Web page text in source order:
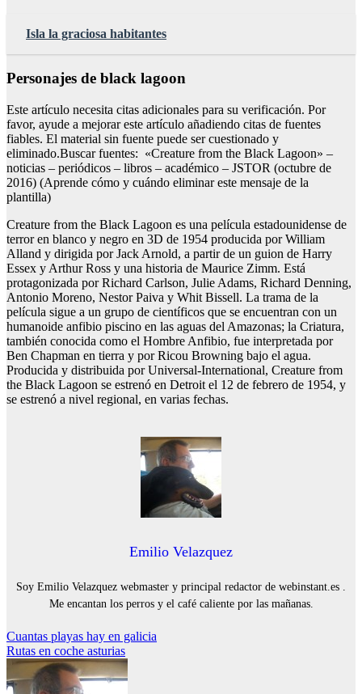
Isla la graciosa habitantes
Personajes de black lagoon
Este artículo necesita citas adicionales para su verificación. Por
favor, ayude a mejorar este artículo añadiendo citas de fuentes
fiables. El material sin fuente puede ser cuestionado y
eliminado.Buscar fuentes: «Creature from the Black Lagoon» –
noticias – periódicos – libros – académico – JSTOR (octubre de
2016) (Aprende cómo y cuándo eliminar este mensaje de la
plantilla)
Creature from the Black Lagoon es una película estadounidense de
terror en blanco y negro en 3D de 1954 producida por William
Alland y dirigida por Jack Arnold, a partir de un guion de Harry
Essex y Arthur Ross y una historia de Maurice Zimm. Está
protagonizada por Richard Carlson, Julie Adams, Richard Denning,
Antonio Moreno, Nestor Paiva y Whit Bissell. La trama de la
película sigue a un grupo de científicos que se encuentran con un
humanoide anfibio piscino en las aguas del Amazonas; la Criatura,
también conocida como el Hombre Anfibio, fue interpretada por
Ben Chapman en tierra y por Ricou Browning bajo el agua.
Producida y distribuida por Universal-International, Creature from
the Black Lagoon se estrenó en Detroit el 12 de febrero de 1954, y
se estrenó a nivel regional, en varias fechas.
Emilio Velazquez
Soy Emilio Velazquez webmaster y principal redactor de webinstant.es .
Me encantan los perros y el café caliente por las mañanas.
Navegación
de
entradas
Cuantas playas hay en galicia
Rutas en coche asturias